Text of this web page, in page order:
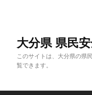
大分県 県民
このサイトは、大分県の県
覧できます。